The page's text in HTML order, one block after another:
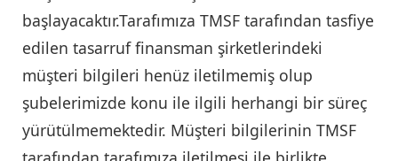
başlayacaktır.Tarafımıza TMSF tarafından tasfiye
edilen tasarruf finansman şirketlerindeki
müşteri bilgileri henüz iletilmemiş olup
şubelerimizde konu ile ilgili herhangi bir süreç
yürütülmemektedir. Müşteri bilgilerinin TMSF